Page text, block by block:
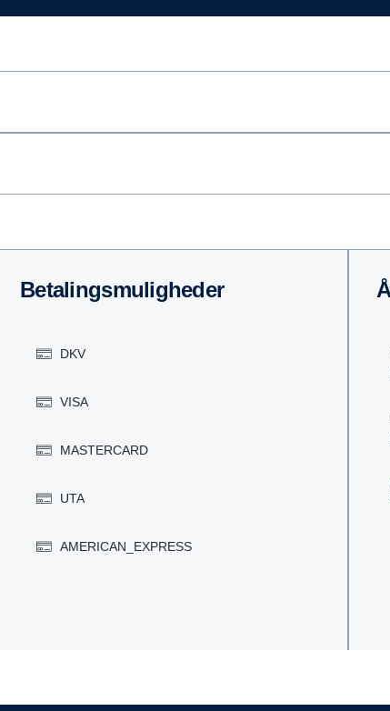
Betalingsmuligheder
DKV
VISA
MASTERCARD
UTA
AMERICAN_EXPRESS